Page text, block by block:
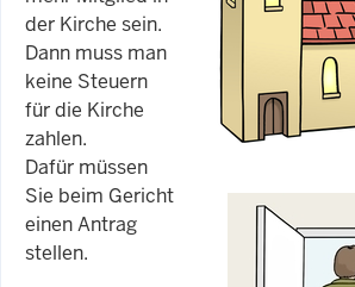
der Kirche sein.
Dann muss man
keine Steuern
für die Kirche
zahlen.
Dafür müssen
Sie beim Gericht
einen Antrag
stellen.